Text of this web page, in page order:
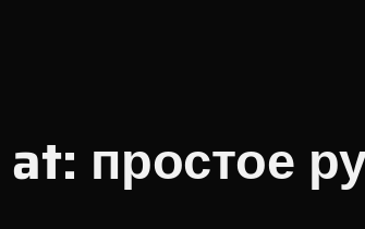
простое